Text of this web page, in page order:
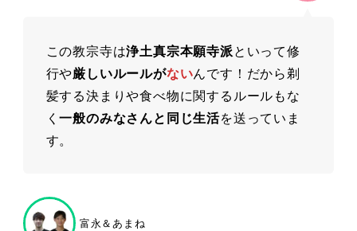
この教宗寺は浄土真宗本願寺派といって修
行や厳しいルールがないんです！だから剃
髪する決まりや食べ物に関するルールもな
く一般のみなさんと同じ生活を送っていま
す。
富永＆あまね